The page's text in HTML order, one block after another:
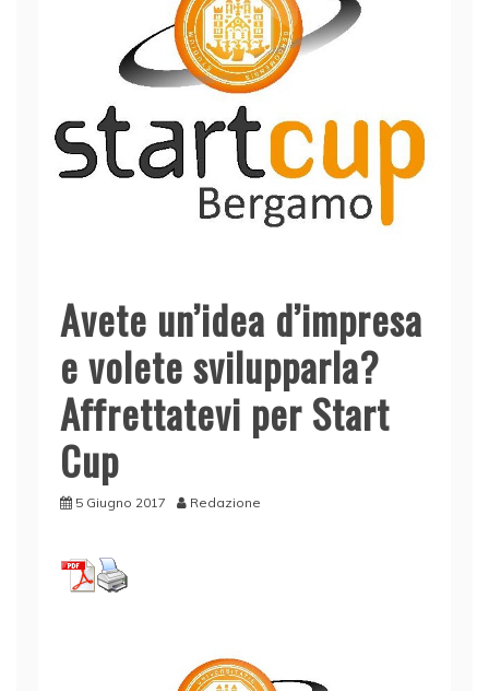
Avete un’idea d’impresa
e volete svilupparla?
Affrettatevi per Start
Cup
5 Giugno 2017 Redazione